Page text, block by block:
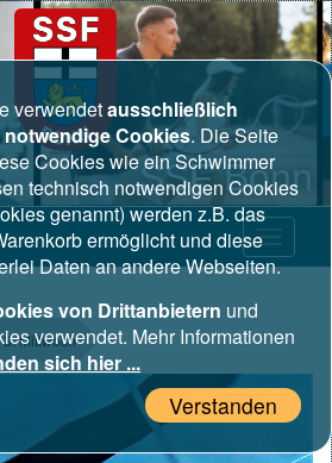
SSF Bonn
3. Mittwoch
verwendetausschließlich
Cookies. Die Seite
Cookies wie ein Schwimmer
technisch notwendigen Cookies
genannt) werden z.B. das
ermöglicht und diese
Daten an andere Webseiten.
von Drittanbietern und
verwendet. Mehr Informationen
sich hier ...
Verstanden